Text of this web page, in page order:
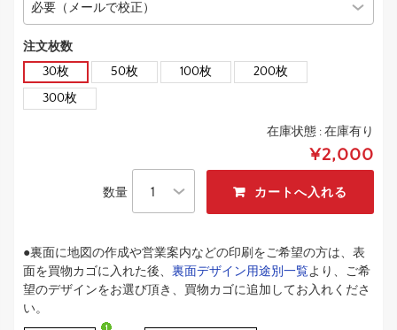
注文枚数
30枚
50枚 100枚
200枚
300枚
在庫状態 :在庫有り
¥2,000
数量
●裏面に地図の作成や営業案内などの印刷をご希望の方は、表
面を買物カゴに入れた後、 裏面デザイン用途別一覧より、ご希
望のデザインをお選び頂き、買物カゴに追加してお入れくださ
い。